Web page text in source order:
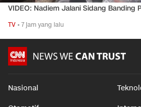
VIDEO: Nadiem Jalani Sidang Banding
TV •7 jam yang lalu
Nasional